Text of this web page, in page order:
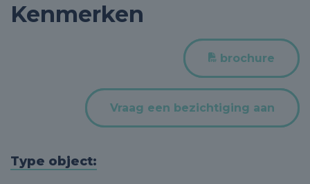
Kenmerken
brochure
Vraag een bezichtiging aan
Type object: